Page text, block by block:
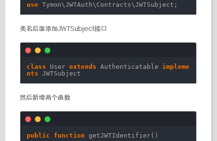
use Tymon\JWTAuth\Contracts\JWTSubject;
类名后面添加JWTSubject接口
class Userextends Authenticatable impleme
nts
JWTSubject
然后新增两个函数
public function
getJWTIdentifier()